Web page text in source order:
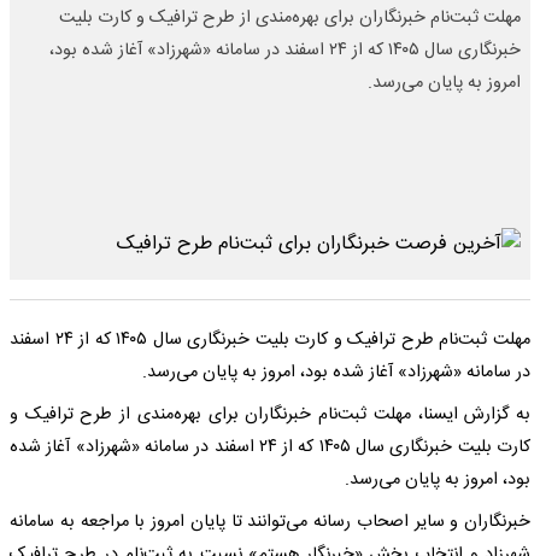
مهلت ثبت‌نام خبرنگاران برای بهره‌مندی از طرح ترافیک و کارت بلیت
خبرنگاری سال ۱۴۰۵ که از ۲۴ اسفند در سامانه «شهرزاد» آغاز شده بود،
امروز به پایان می‌رسد.
مهلت ثبت‌نام طرح ترافیک و کارت بلیت خبرنگاری سال ۱۴۰۵ که از ۲۴ اسفند
در سامانه «شهرزاد» آغاز شده بود، امروز به پایان می‌رسد.
به گزارش ایسنا، مهلت ثبت‌نام خبرنگاران برای بهره‌مندی از طرح ترافیک و
کارت بلیت خبرنگاری سال ۱۴۰۵ که از ۲۴ اسفند در سامانه «شهرزاد» آغاز شده
بود، امروز به پایان می‌رسد.
خبرنگاران و سایر اصحاب رسانه می‌توانند تا پایان امروز با مراجعه به سامانه